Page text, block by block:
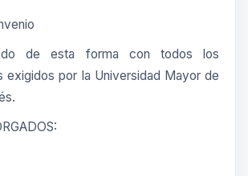
de esta forma con todos los
exigidos por la Universidad Mayor de